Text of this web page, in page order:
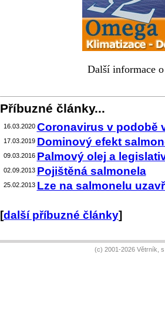
Další informace
Příbuzné články...
16.03.2020 Coronavirus v podobě
17.03.2019 Dominový efekt
09.03.2016 Palmový olej a
02.09.2013 Pojištěná salmonela
25.02.2013 Lze na salmonelu
[další příbuzné články]
(c) 2001-2026 Větrník,